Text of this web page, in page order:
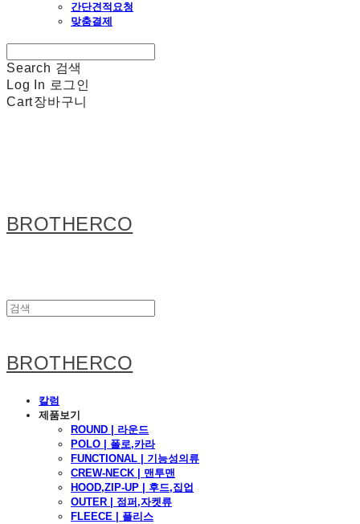
간단견적요청
맞춤결제
Search 검색
Log In 로그인
Cart장바구니
BROTHERCO
BROTHERCO
칼럼
제품보기
ROUND | 라운드
POLO | 폴로,카라
FUNCTIONAL | 기능성의류
CREW-NECK | 맨투맨
HOOD,ZIP-UP | 후드,집업
OUTER | 점퍼,자켓류
FLEECE | 플리스